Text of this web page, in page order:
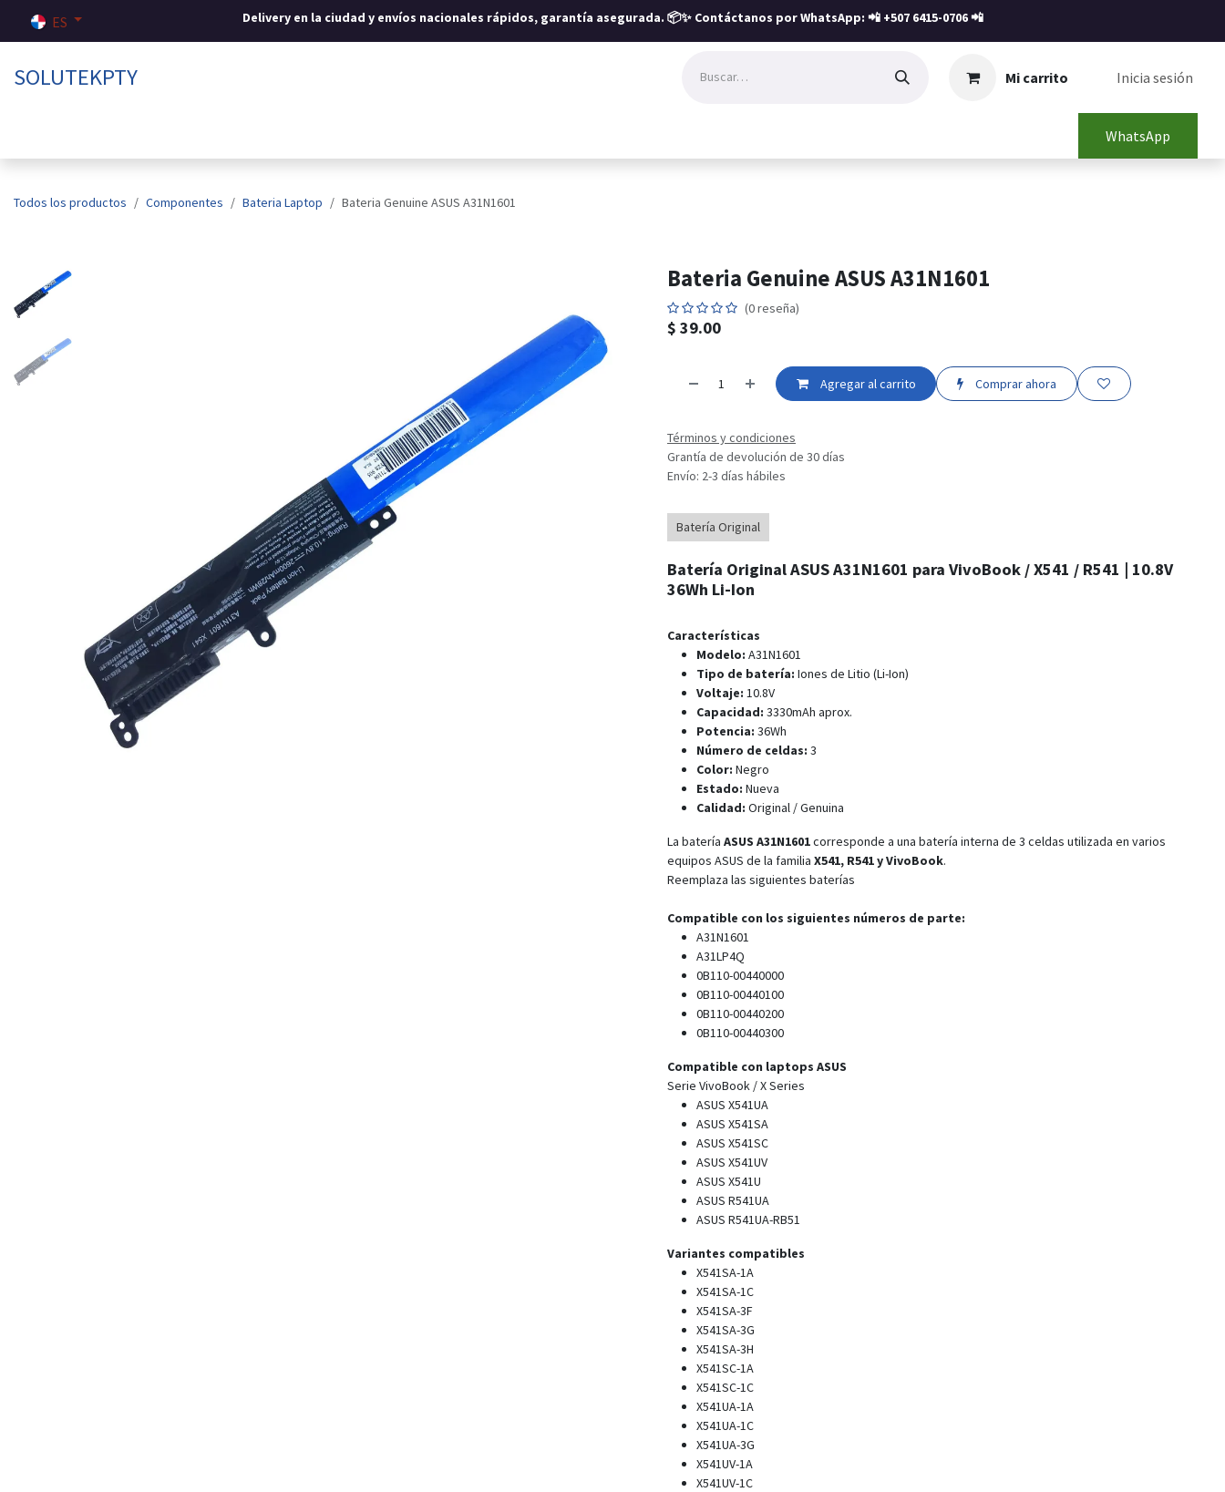
ES Delivery en la ciudad y envíos nacionales rápidos, garantía asegurada. 📦✨ Contáctanos por WhatsApp: 📲 +507 6415-0706📲
SOLUTEKPTY Mi carrito Inicia sesión
WhatsApp
Todos los productos Componentes Bateria Laptop Bateria Genuine ASUS A31N1601
Bateria Genuine ASUS A31N1601
(0 reseña)
$ 39.00
Agregar al carrito Comprar ahora
Términos y condiciones
Grantía de devolución de 30 días
Envío: 2-3 días hábiles
Batería Original
Batería Original ASUS A31N1601 para VivoBook / X541 / R541 | 10.8V
36Wh Li-Ion
Características
Modelo: A31N1601
Tipo de batería: Iones de Litio (Li-Ion)
Voltaje: 10.8V
Capacidad: 3330mAh aprox.
Potencia: 36Wh
Número de celdas: 3
Color: Negro
Estado: Nueva
Calidad: Original / Genuina
La batería ASUS A31N1601corresponde a una batería interna de 3 celdas utilizada en varios
equipos ASUS de la familia X541, R541 y VivoBook.
Reemplaza las siguientes baterías
Compatible con los siguientes números de parte:
A31N1601
A31LP4Q
0B110-00440000
0B110-00440100
0B110-00440200
0B110-00440300
Compatible con laptops ASUS
Serie VivoBook / X Series
ASUS X541UA
ASUS X541SA
ASUS X541SC
ASUS X541UV
ASUS X541U
ASUS R541UA
ASUS R541UA-RB51
Variantes compatibles
X541SA-1A
X541SA-1C
X541SA-3F
X541SA-3G
X541SA-3H
X541SC-1A
X541SC-1C
X541UA-1A
X541UA-1C
X541UA-3G
X541UV-1A
X541UV-1C